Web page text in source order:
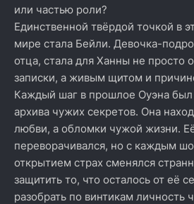
или частью роли?
Единственной твёрдой точкой в
мире стала Бейли. Девочка-
отца, стала для Ханны не просто
записки, а живым щитом и
Каждый шаг в прошлое Оуэна
архива чужих секретов. Она
любви, а обломки чужой жизни.
переворачивался, но с каждым
открытием страх сменялся
защитить то, что осталось от её
разобрать по винтикам личность